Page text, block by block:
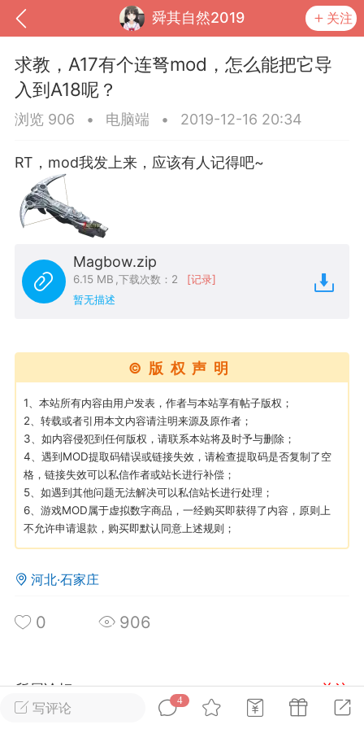
舜其自然2019 关注
我的钱包 道具
大人
Lv.8
02-10 15:45
电脑端 其他&工具
卖挂
禁止发布联机可用的作弊模组，
单机辅助引流私下售卖服务器外挂！
作弊模组的发布规范近期收到一些信息
作弊模组在联机服务器使用,为了维护游
环境，中文网特此发布以下声明，规范
模组的发布行为：1. *...
大人
Lv.8
写评论
4
求教，A17有个连弩mod，怎么能把它导
入到A18呢？
浏览 906 • 电脑端 • 2019-12-16 20:34
RT，mod我发上来，应该有人记得吧~
Magbow.zip
6.15 MB ,下载次数：2
[记录]
暂无描述
©版权声明
1、本站所有内容由用户发表，作者与本站享有帖子版权；
2、转载或者引用本文内容请注明来源及原作者；
3、如内容侵犯到任何版权，请联系本站将及时予与删除；
4、遇到MOD提取码错误或链接失效，请检查提取码是否复制了空
格，链接失效可以私信作者或站长进行补偿；
5、如遇到其他问题无法解决可以私信站长进行处理；
6、游戏MOD属于虚拟数字商品，一经购买即获得了内容，原则上
不允许申请退款，购买即默认同意上述规则；
河北·石家庄
0 906
所属论坛 关注